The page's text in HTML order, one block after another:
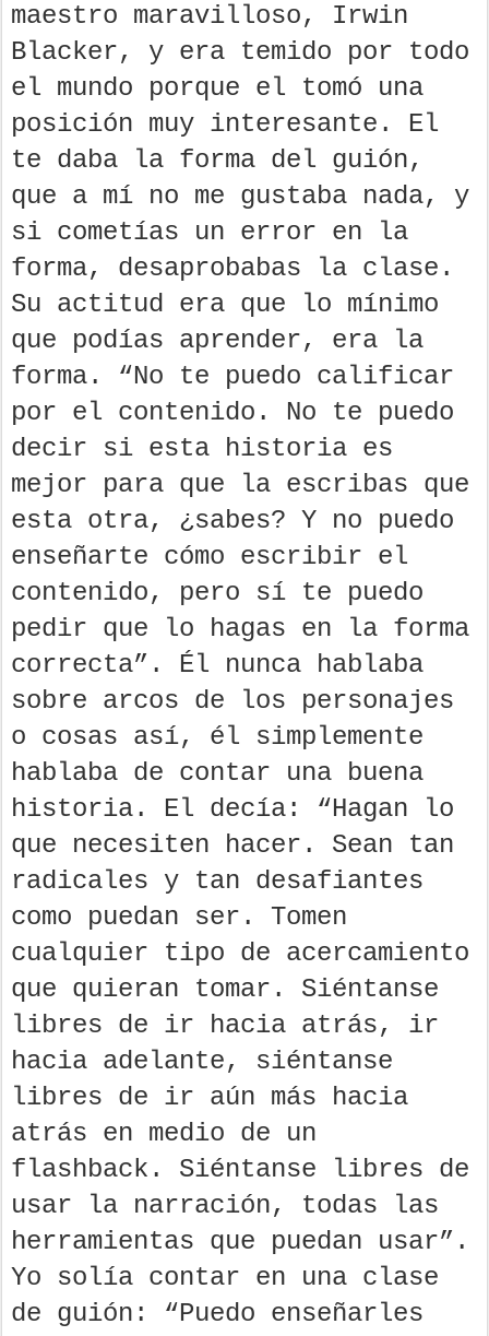
maestro maravilloso, Irwin
Blacker, y era temido por todo
el mundo porque el tomó una
posición muy interesante. El
te daba la forma del guión,
que a mí no me gustaba nada, y
si cometías un error en la
forma, desaprobabas la clase.
Su actitud era que lo mínimo
que podías aprender, era la
forma. “No te puedo calificar
por el contenido. No te puedo
decir si esta historia es
mejor para que la escribas que
esta otra, ¿sabes? Y no puedo
enseñarte cómo escribir el
contenido, pero sí te puedo
pedir que lo hagas en la forma
correcta”. Él nunca hablaba
sobre arcos de los personajes
o cosas así, él simplemente
hablaba de contar una buena
historia. El decía: “Hagan lo
que necesiten hacer. Sean tan
radicales y tan desafiantes
como puedan ser. Tomen
cualquier tipo de acercamiento
que quieran tomar. Siéntanse
libres de ir hacia atrás, ir
hacia adelante, siéntanse
libres de ir aún más hacia
atrás en medio de un
flashback. Siéntanse libres de
usar la narración, todas las
herramientas que puedan usar”.
Yo solía contar en una clase
de guión: “Puedo enseñarles